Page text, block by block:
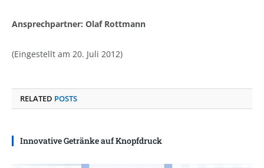
Ansprechpartner: Olaf Rottmann
(Eingestellt am 20. Juli 2012)
RELATED POSTS
Innovative Getränke auf Knopfdruck